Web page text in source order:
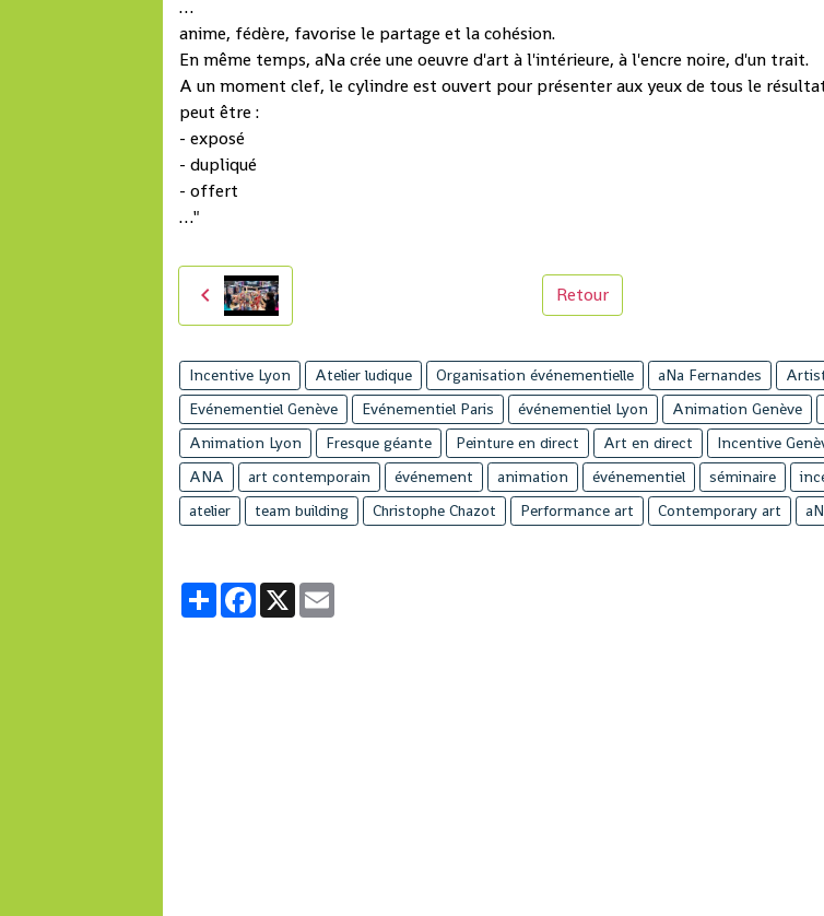
…
anime, fédère, favorise le partage et la cohésion.
En même temps, aNa crée une oeuvre d'art à l'intérieure, à l'encre noire, d'un trait.
A un moment clef, le cylindre est ouvert pour présenter aux yeux de tous le
peut être :
- exposé
- dupliqué
- offert
…"
Retour
Incentive Lyon Atelier ludique Organisation événementielle aNa Fernandes
Evénementiel Genève
Evénementiel Paris événementiel Lyon Animation Genève
Animation Lyon
Fresque géante Peinture en direct Art en direct Incentive
ANA
art contemporain événement animation événementiel séminaire
atelier
team building Christophe Chazot Performance art Contemporary art
PartagerFacebook
X